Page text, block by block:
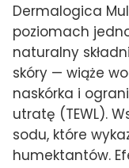
Dermalogica
poziomach
naturalny
skóry — wiąże
naskórka i
utratę (TEWL).
sodu, które
humektantów.